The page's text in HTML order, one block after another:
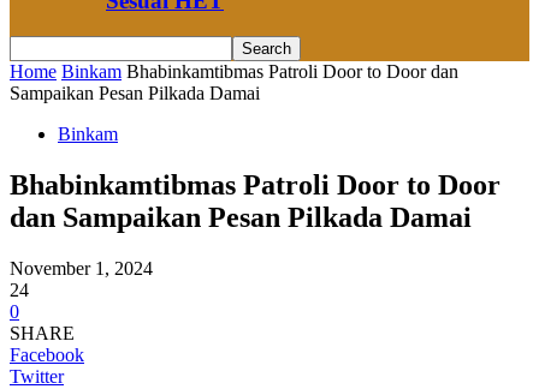
Home Binkam Bhabinkamtibmas Patroli Door to Door dan
Sampaikan Pesan Pilkada Damai
Binkam
Bhabinkamtibmas Patroli Door to Door
dan Sampaikan Pesan Pilkada Damai
November 1, 2024
24
0
SHARE
Facebook
Twitter